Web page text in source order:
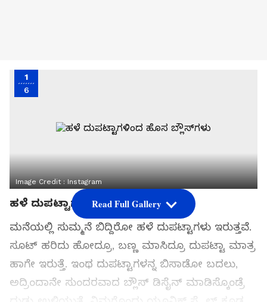
1
6
Image Credit :Instagram
ಹಳೆ ದುಪಟ್ಟಾಗಳಿಂದ ಹೊಸ ಬ್ಲೌಸ್‌ಗಳು
ಮನೆಯಲ್ಲಿ ಸುಮ್ಮನೆ ಬಿದ್ದಿರೋ ಹಳೆ ದುಪಟ್ಟಾಗಳು ಇರುತ್ತವೆ.
ಸೂಟ್ ಹರಿದು ಹೋದ್ರೂ, ಬಣ್ಣ ಮಾಸಿದ್ರೂ ದುಪಟ್ಟಾ ಮಾತ್ರ
ಹಾಗೇ ಇರುತ್ತೆ. ಇಂಥ ದುಪಟ್ಟಾಗಳನ್ನ ಬಿಸಾಡೋ ಬದಲು,
ಅದ್ರಿಂದಾನೇ ಸುಂದರವಾದ ಬ್ಲೌಸ್ ಡಿಸೈನ್ ಮಾಡಿಸ್ಕೊಂಡ್ರೆ
Read Full Gallery